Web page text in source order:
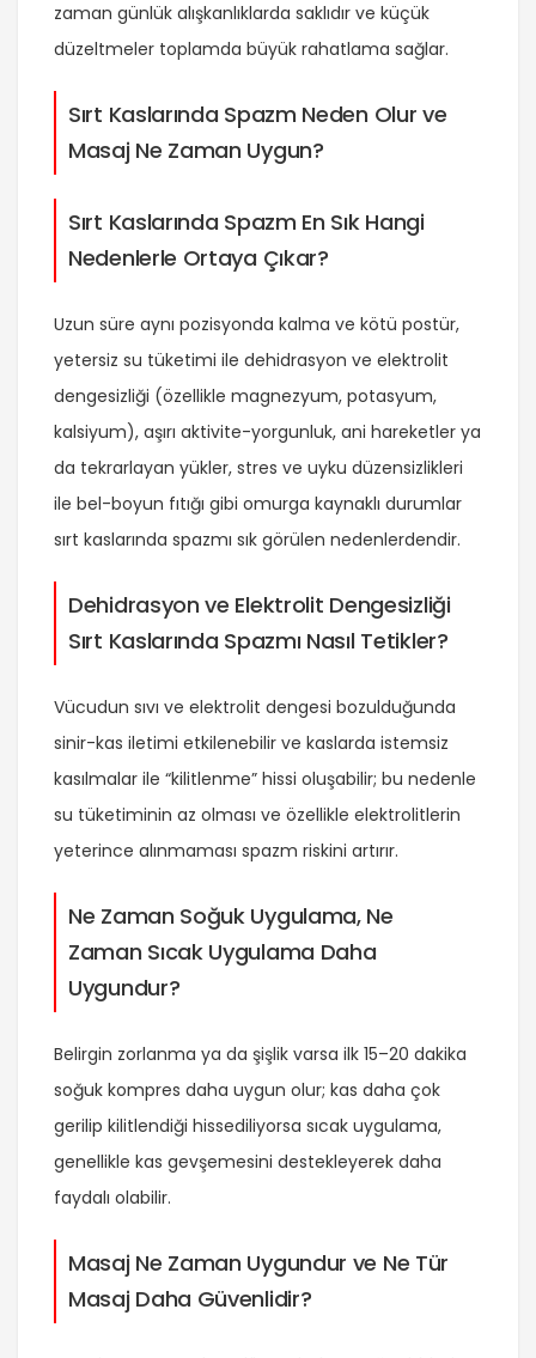
zaman günlük alışkanlıklarda saklıdır ve küçük
düzeltmeler toplamda büyük rahatlama sağlar.
Sırt Kaslarında Spazm Neden Olur ve
Masaj Ne Zaman Uygun?
Sırt Kaslarında Spazm En Sık Hangi
Nedenlerle Ortaya Çıkar?
Uzun süre aynı pozisyonda kalma ve kötü postür,
yetersiz su tüketimi ile dehidrasyon ve elektrolit
dengesizliği (özellikle magnezyum, potasyum,
kalsiyum), aşırı aktivite-yorgunluk, ani hareketler ya
da tekrarlayan yükler, stres ve uyku düzensizlikleri
ile bel-boyun fıtığı gibi omurga kaynaklı durumlar
sırt kaslarında spazmı sık görülen nedenlerdendir.
Dehidrasyon ve Elektrolit Dengesizliği
Sırt Kaslarında Spazmı Nasıl Tetikler?
Vücudun sıvı ve elektrolit dengesi bozulduğunda
sinir-kas iletimi etkilenebilir ve kaslarda istemsiz
kasılmalar ile “kilitlenme” hissi oluşabilir; bu nedenle
su tüketiminin az olması ve özellikle elektrolitlerin
yeterince alınmaması spazm riskini artırır.
Ne Zaman Soğuk Uygulama, Ne
Zaman Sıcak Uygulama Daha
Uygundur?
Belirgin zorlanma ya da şişlik varsa ilk 15–20 dakika
soğuk kompres daha uygun olur; kas daha çok
gerilip kilitlendiği hissediliyorsa sıcak uygulama,
genellikle kas gevşemesini destekleyerek daha
faydalı olabilir.
Masaj Ne Zaman Uygundur ve Ne Tür
Masaj Daha Güvenlidir?